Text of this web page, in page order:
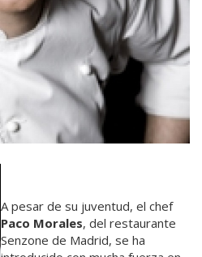
A pesar de su juventud, el chef
Paco Morales, del restaurante
Senzone de Madrid, se ha